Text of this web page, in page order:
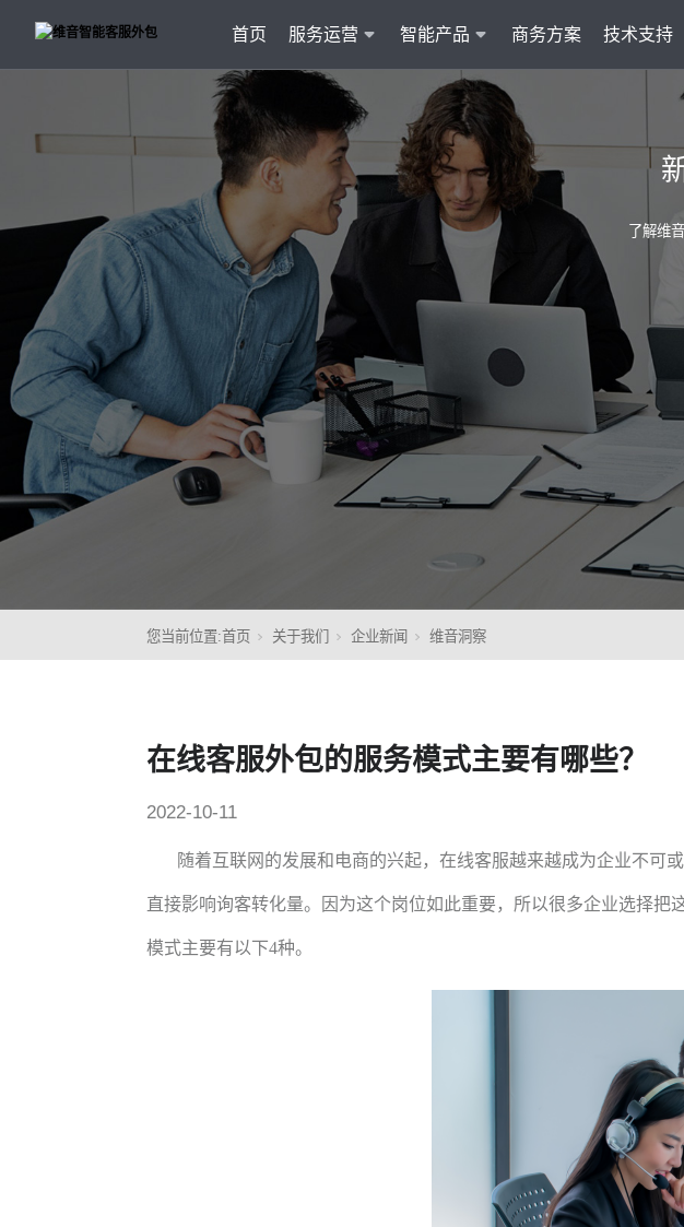
首页 服务运营 智能产品 商务方案 技术支持
维音产品矩阵
· 产品融入维音20余行业服务经验
· 专属技术顾问进行1对1服务
· 丰富的定制化开发交付案例
客户服务
智能云联络中心
统一接入多渠道，坐
AI知识助手
沉淀金牌话术，
营销自动化
批量营销发送，
多模态客服
智能交互升级，
智能培训 VisionTSIM
沉浸式Al陪练，打造
核心技术
客服领域AI大模
声纹识别VPR
了解维
您当前位置:首页 关于我们 企业新闻 维音洞察
在线客服外包的服务模式主要有哪些？
2022-10-11
随着互联网的发展和电商的兴起，在线客服越来越成为企业不可
直接影响询客转化量。因为这个岗位如此重要，所以很多企业选择
模式主要有以下4种。